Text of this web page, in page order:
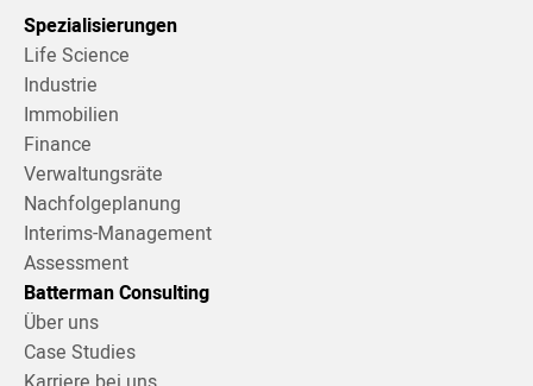
Spezialisierungen
Life Science
Industrie
Immobilien
Finance
Verwaltungsräte
Nachfolgeplanung
Interims-Management
Assessment
Batterman Consulting
Über uns
Case Studies